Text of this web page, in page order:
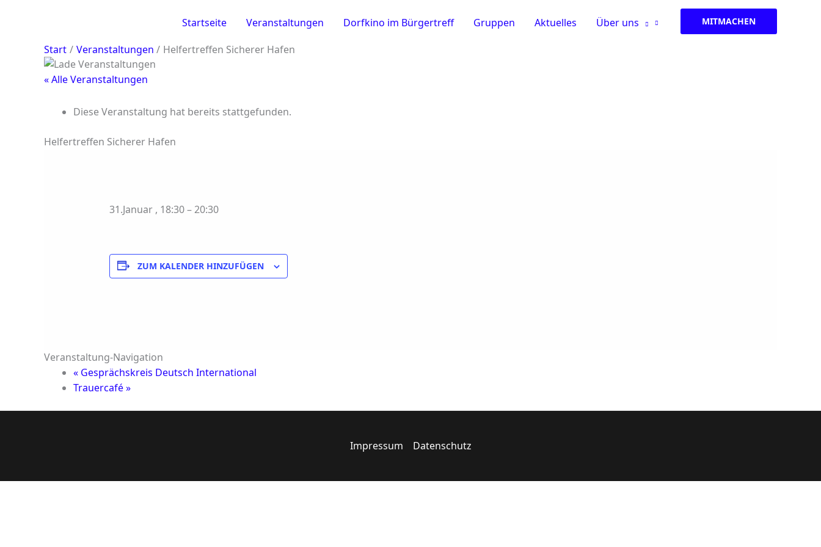
Startseite Veranstaltungen Dorfkino im Bürgertreff Gruppen Aktuelles Über uns MITMACHEN
Start Veranstaltungen Helfertreffen Sicherer Hafen
« Alle Veranstaltungen
Diese Veranstaltung hat bereits stattgefunden.
Helfertreffen Sicherer Hafen
31.Januar , 18:30–20:30
ZUM KALENDER HINZUFÜGEN
Veranstaltung-Navigation
« Gesprächskreis Deutsch International
Trauercafé»
Impressum Datenschutz